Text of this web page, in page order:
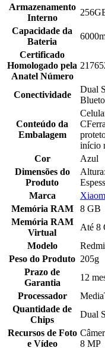
Armazenamento
Interno
Capacidade da
Bateria
Certificado
Homologado pela
Anatel Número
Conectividade
Dual
Conteúdo da
Embalagem
início
Cor
Azul
Dimensões do
Produto
Marca
Memória RAM
8 GB
Memória RAM
Virtual
Até 8
Modelo
Peso do Produto 205g
Prazo de
Garantia
12
Processador
Quantidade de
Chips
Dual
Recursos de Foto
e Vídeo
8 MP